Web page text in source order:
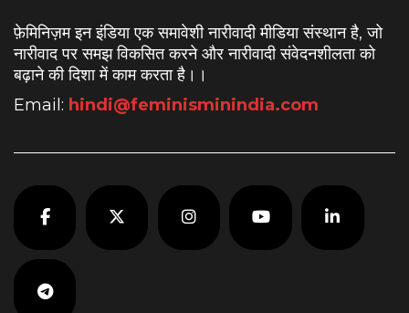
फ़ेमिनिज़म इन इंडिया एक समावेशी नारीवादी मीडिया संस्थान है, जो
नारीवाद पर समझ विकसित करने और नारीवादी संवेदनशीलता को
बढ़ाने की दिशा में काम करता है। ।
Email: hindi@feminisminindia.com